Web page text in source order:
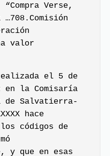
Verse,
valor
el 5 de
en la Comisaría
de Salvatierra-
hace
códigos de
y que en esas